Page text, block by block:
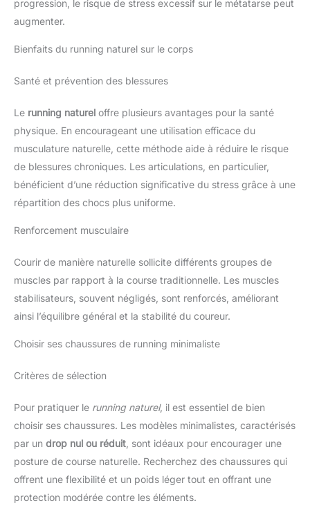
progression, le risque de stress excessif sur le métatarse peut
augmenter.
Bienfaits du running naturel sur le corps
Santé et prévention des blessures
Le running naturel offre plusieurs avantages pour la santé
physique. En encourageant une utilisation efficace du
musculature naturelle, cette méthode aide à réduire le risque
de blessures chroniques. Les articulations, en particulier,
bénéficient d’une réduction significative du stress grâce à une
répartition des chocs plus uniforme.
Renforcement musculaire
Courir de manière naturelle sollicite différents groupes de
muscles par rapport à la course traditionnelle. Les muscles
stabilisateurs, souvent négligés, sont renforcés, améliorant
ainsi l’équilibre général et la stabilité du coureur.
Choisir ses chaussures de running minimaliste
Critères de sélection
Pour pratiquer le running naturel, il est essentiel de bien
choisir ses chaussures. Les modèles minimalistes, caractérisés
par un drop nul ou réduit , sont idéaux pour encourager une
posture de course naturelle. Recherchez des chaussures qui
offrent une flexibilité et un poids léger tout en offrant une
protection modérée contre les éléments.